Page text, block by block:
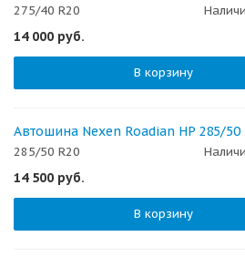
275/40 R20
14 000 руб.
В корзину
Автошина Nexen Roadian HP 285/50
285/50 R20
14 500 руб.
В корзину